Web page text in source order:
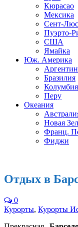
Кюрасао
Мексика
Сент-
Пуэрто-
США
Ямайка
Юж. Америка
Бразилия
Колумбия
Перу
Океания
Новая
Франц.
Фиджи
Отдых в
0
Курорты, Курорты